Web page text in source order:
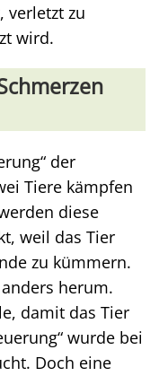
verletzt zu
wird.
der
Tiere kämpfen
diese
weil das Tier
zu kümmern.
herum.
damit das Tier
wurde bei
Doch eine